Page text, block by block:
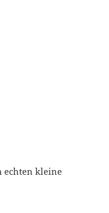
echten kleine